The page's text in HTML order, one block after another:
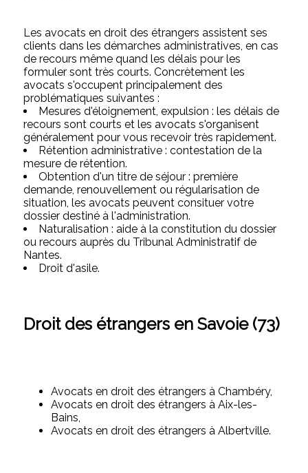
Les avocats en droit des étrangers assistent ses
clients dans les démarches administratives, en cas
de recours même quand les délais pour les
formuler sont très courts. Concrètement les
avocats s'occupent principalement des
problématiques suivantes :
Mesures d'éloignement, expulsion : les délais de
recours sont courts et les avocats s'organisent
généralement pour vous recevoir très rapidement.
Rétention administrative : contestation de la
mesure de rétention.
Obtention d'un titre de séjour : première
demande, renouvellement ou régularisation de
situation, les avocats peuvent consituer votre
dossier destiné à l'administration.
Naturalisation : aide à la constitution du dossier
ou recours auprès du Tribunal Administratif de
Nantes.
Droit d'asile.
Droit des étrangers en Savoie (73)
Avocats en droit des étrangers à Chambéry,
Avocats en droit des étrangers à Aix-les-
Bains,
Avocats en droit des étrangers à Albertville.